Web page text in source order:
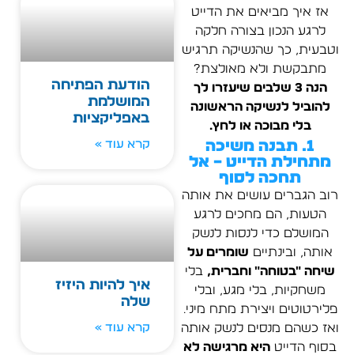
אז איך מביאים את הדייט
לרגע הנכון בצורה חלקה
וטבעית, כך שהנשיקה תרגיש
מתבקשת ולא מאולצת?
הנה 3 שלבים שיעזרו לך
להוביל לנשיקה הראשונה
בלי מבוכה או לחץ.
1. תבנה משיכה
מתחילת הדייט – אל
תחכה לסוף
רוב הגברים עושים את אותה
הטעות, הם מחכים לרגע
המושלם כדי לנסות לנשק
אותה, ובינתיים שומרים על
שיחה "בטוחה" וחברית, בלי
משחקיות, בלי מגע, ובלי
פלירטוטים ויצירת מתח מיני.
ואז כשהם מנסים לנשק אותה
בסוף הדייט היא מרגישה לא
הודעת הפתיחה
המושלמת
באפליקציות
קרא עוד »
איך להיות היזיז
שלה
קרא עוד »